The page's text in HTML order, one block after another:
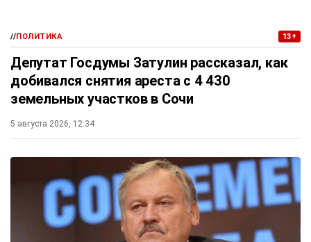
//ПОЛИТИКА 13+
Депутат Госдумы Затулин рассказал, как
добивался снятия ареста с 4 430
земельных участков в Сочи
5 августа 2026, 12:34